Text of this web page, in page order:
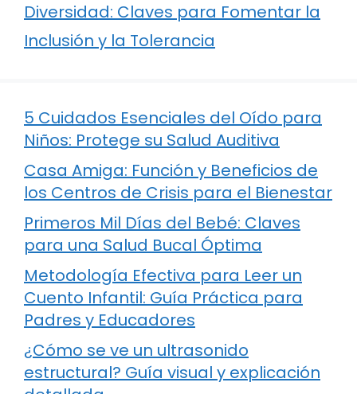
Diversidad: Claves para Fomentar la
Inclusión y la Tolerancia
5 Cuidados Esenciales del Oído para
Niños: Protege su Salud Auditiva
Casa Amiga: Función y Beneficios de
los Centros de Crisis para el Bienestar
Primeros Mil Días del Bebé: Claves
para una Salud Bucal Óptima
Metodología Efectiva para Leer un
Cuento Infantil: Guía Práctica para
Padres y Educadores
¿Cómo se ve un ultrasonido
estructural? Guía visual y explicación